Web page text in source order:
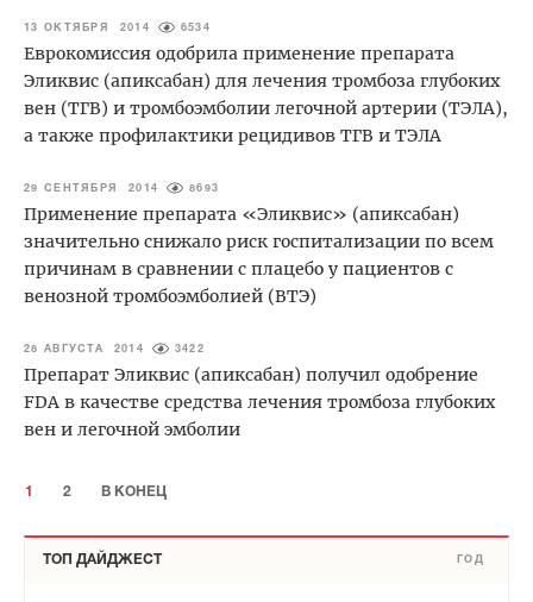
13 ОКТЯБРЯ 2014 6534
Еврокомиссия одобрила применение препарата
Эликвис (апиксабан) для лечения тромбоза глубоких
вен (ТГВ) и тромбоэмболии легочной артерии (ТЭЛА),
а также профилактики рецидивов ТГВ и ТЭЛА
29 СЕНТЯБРЯ 2014 8693
Применение препарата «Эликвис» (апиксабан)
значительно снижало риск госпитализации по всем
причинам в сравнении с плацебо у пациентов с
венозной тромбоэмболией (ВТЭ)
28 АВГУСТА 2014 3422
Препарат Эликвис (апиксабан) получил одобрение
FDA в качестве средства лечения тромбоза глубоких
вен и легочной эмболии
1 2 В КОНЕЦ
ТОП ДАЙДЖЕСТ ГОД